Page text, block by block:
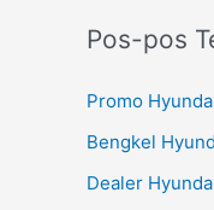
i
u
u
Pos-pos
Promo
Bengkel
Dealer